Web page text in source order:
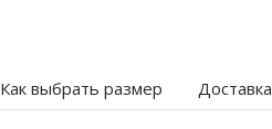
Как выбрать размер Доставка